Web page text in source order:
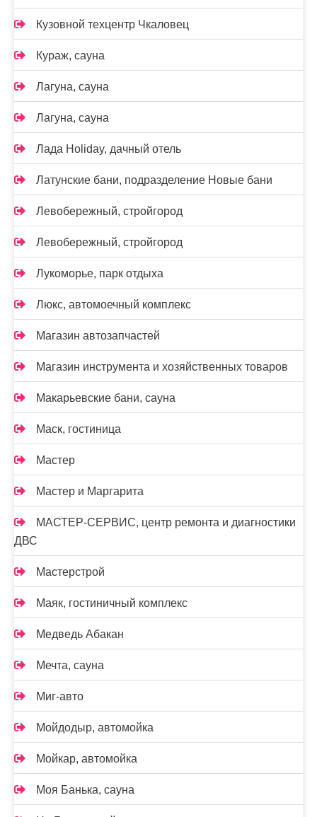
Кузовной техцентр Чкаловец
Кураж, сауна
Лагуна, сауна
Лагуна, сауна
Лада Holidаy, дачный отель
Латунские бани, подразделение Новые бани
Левобережный, стройгород
Левобережный, стройгород
Лукоморье, парк отдыха
Люкс, автомоечный комплекс
Магазин автозапчастей
Магазин инструмента и хозяйственных товаров
Макарьевские бани, сауна
Маск, гостиница
Мастер
Мастер и Маргарита
МАСТЕР-СЕРВИС, центр ремонта и диагностики
ДВС
Мастерстрой
Маяк, гостиничный комплекс
Медведь Абакан
Мечта, сауна
Миг-авто
Мойдодыр, автомойка
Мойкар, автомойка
Моя Банька, сауна